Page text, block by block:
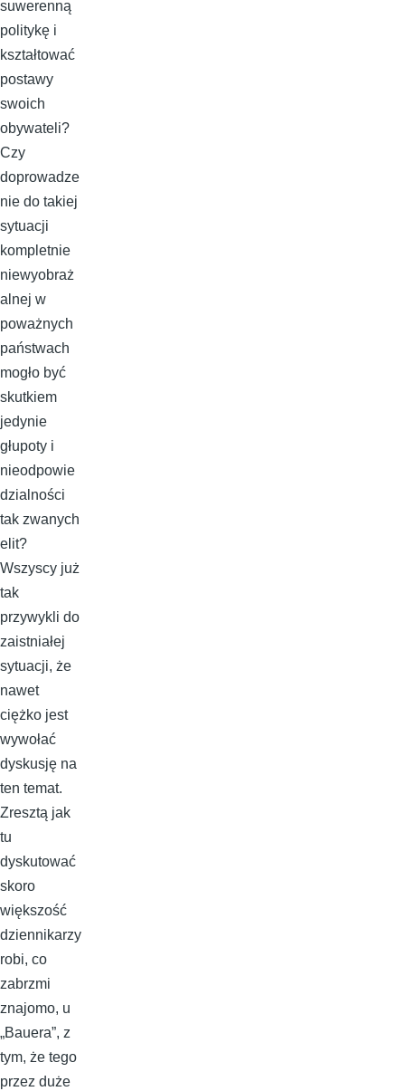
suwerenną
politykę i
kształtować
postawy
swoich
obywateli?
Czy
doprowadze
nie do takiej
sytuacji
kompletnie
niewyobraż
alnej w
poważnych
państwach
mogło być
skutkiem
jedynie
głupoty i
nieodpowie
dzialności
tak zwanych
elit?
Wszyscy już
tak
przywykli do
zaistniałej
sytuacji, że
nawet
ciężko jest
wywołać
dyskusję na
ten temat.
Zresztą jak
tu
dyskutować
skoro
większość
dziennikarzy
robi, co
zabrzmi
znajomo, u
„Bauera”, z
tym, że tego
przez duże